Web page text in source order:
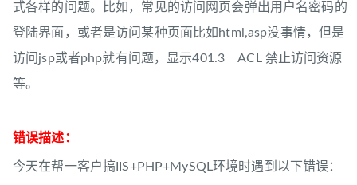
式各样的问题。比如，常见的访问网页会弹出用户名密码的
登陆界面，或者是访问某种页面比如html,asp没事情，但是
访问jsp或者php就有问题，显示401.3 ACL 禁止访问资源
等。
错误描述：
今天在帮一客户搞IIS+PHP+MySQL环境时遇到以下错误：